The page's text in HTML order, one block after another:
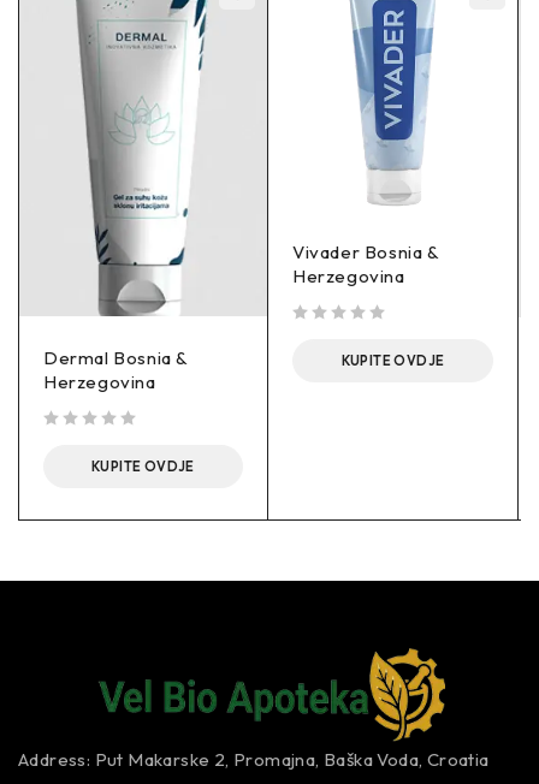
Dermal Bosnia &
Herzegovina
KUPITE OVDJE
Vivader Bosnia &
Herzegovina
KUPITE OVDJE
Address: Put Makarske 2, Promajna, Baška Voda, Croatia